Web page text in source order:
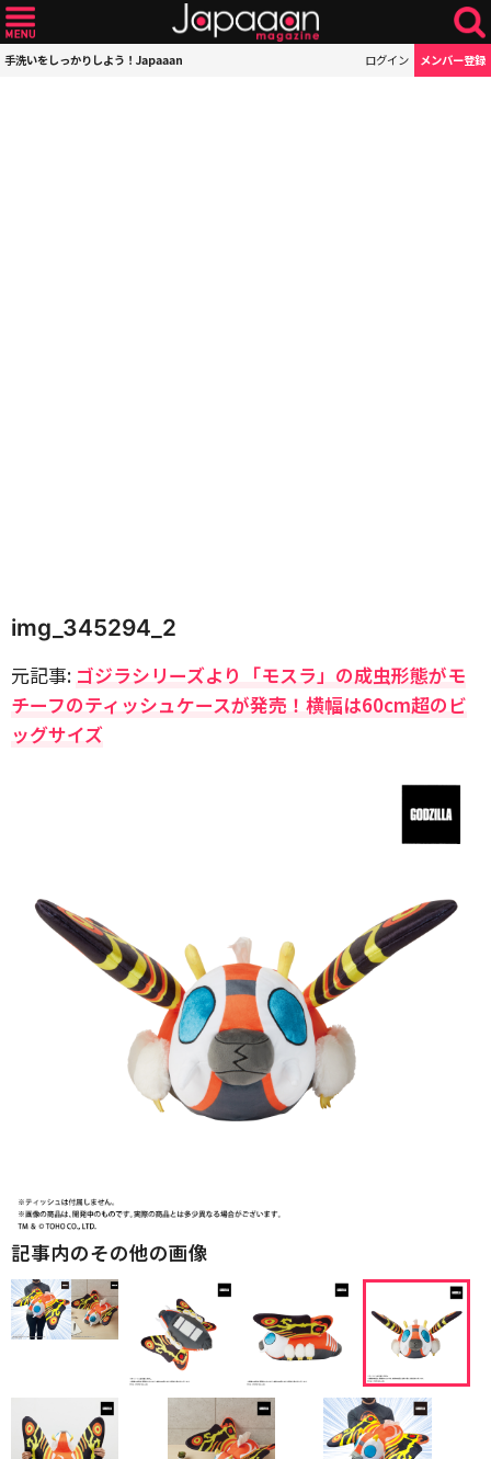
手洗いをしっかりしよう！Japaaan ログイン メンバー登録
img_345294_2
元記事: ゴジラシリーズより「モスラ」の成虫形態がモ
チーフのティッシュケースが発売！横幅は60cm超のビ
ッグサイズ
記事内のその他の画像